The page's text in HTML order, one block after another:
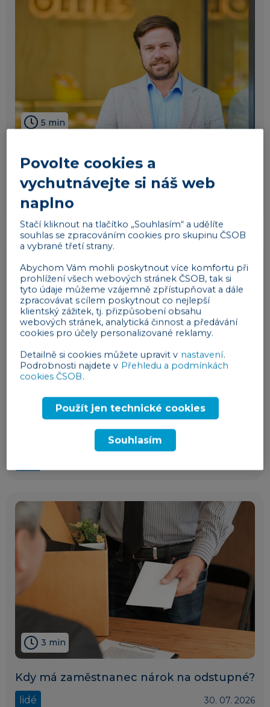
5 min
Z Ostravy až na Manhattan. Cíle máme
vysoké, říká spolumajitel rodinného
cukrářství Ollies
z praxe / rozhovory
Co všechno je potřeba zařídit s nástupem
nového zaměstnance?
3 min
Kdy má zaměstnanec nárok na odstupné?
lidé 30. 07. 2026
Povolte cookies a
vychutnávejte si náš web
naplno
Stačí kliknout na tlačítko „Souhlasím“ a udělíte
souhlas se zpracováním cookies pro skupinu ČSOB
a vybrané třetí strany.
Abychom Vám mohli poskytnout více komfortu při
prohlížení všech webových stránek ČSOB, tak si
tyto údaje můžeme vzájemně zpřístupňovat a dále
zpracovávat s cílem poskytnout co nejlepší
klientský zážitek, tj. přizpůsobení obsahu
webových stránek, analytická činnost a předávání
cookies pro účely personalizované reklamy.
Detailně si cookies můžete upravit v nastavení.
Podrobnosti najdete v Přehledu a podmínkách
cookies ČSOB.
Použít jen technické cookies
Souhlasím